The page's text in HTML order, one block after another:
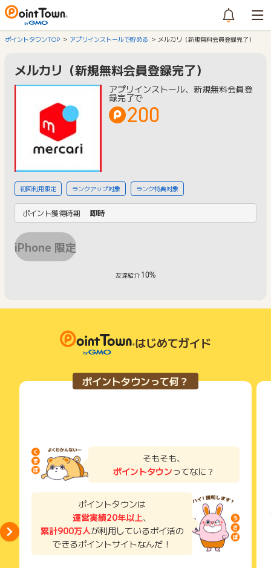
ポイントタウンTOP アプリインストールで貯める メルカリ（新規無料会員登録完了）
メルカリ（新規無料会員登録完了）
アプリインストール、新規無料会員登
録完了で
200
初回利用限定 ランクアップ対象 ランク特典対象
ポイント獲得時期 即時
iPhone 限定
友達紹介 10%
はじめてガイド
ポイントタウンって何？
そもそも、
ポイントタウンってなに？
ポイントタウンは
運営実績20年以上、
累計900万人が利用しているポイ活の
できるポイントサイトなんだ！